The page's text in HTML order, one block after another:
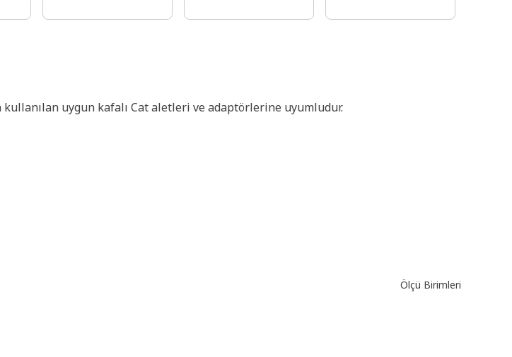
uygun kafalı Cat aletleri ve adaptörlerine uyumludur.
Ölçü Birimleri